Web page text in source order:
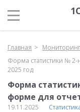
Главная Мониторинг
Форма статистики № 2-
2025 год
Форма
форме для
19.11.2025